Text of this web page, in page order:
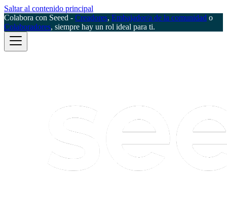
Saltar al contenido principal
Colabora con Seeed - Creadores, Embajador/a de la comunidad o
Colaboradores, siempre hay un rol ideal para ti.